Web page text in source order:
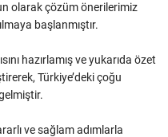
olarak çözüm önerilerimiz
başlanmıştır.
hazırlamış ve yukarıda özet
Türkiye’deki çoğu
ve sağlam adımlarla